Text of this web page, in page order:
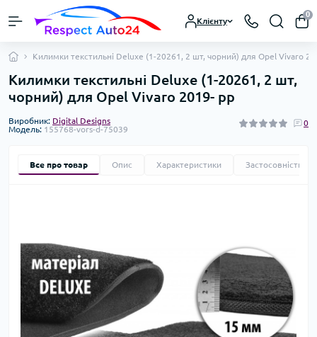
Клієнту
0
Килимки текстильні Deluxe (1-20261, 2 шт, чорний) для Opel Vivaro
Килимки текстильні Deluxe (1-20261, 2 шт,
чорний) для Opel Vivaro 2019- рр
Виробник: Digital Designs
Модель: 155768-vors-d-75039
0
Все про товар Опис Характеристики Застосовність